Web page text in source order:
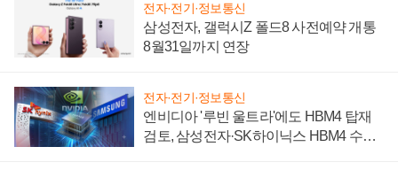
전자·전기·정보통신
삼성전자, 갤럭시Z 폴드8 사전예약 개통
8월31일까지 연장
전자·전기·정보통신
엔비디아 '루빈 울트라'에도 HBM4 탑재
검토, 삼성전자·SK하이닉스 HBM4 수율